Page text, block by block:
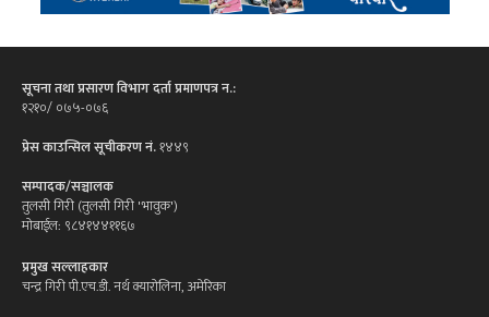
सूचना तथा प्रसारण विभाग दर्ता प्रमाणपत्र न.:
१२१०/ ०७५-०७६
प्रेस काउन्सिल सूचीकरण नं.१४४९
सम्पादक/सञ्चालक
तुलसी गिरी (तुलसी गिरी 'भावुक')
मोबाईल: ९८४१४४११६७
प्रमुख सल्लाहकार
चन्द्र गिरी पी.एच.डी. नर्थ क्यारोलिना, अमेरिका